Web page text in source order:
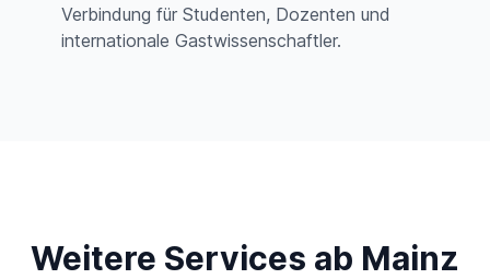
Verbindung für Studenten, Dozenten und
internationale Gastwissenschaftler.
Weitere Services ab Mainz